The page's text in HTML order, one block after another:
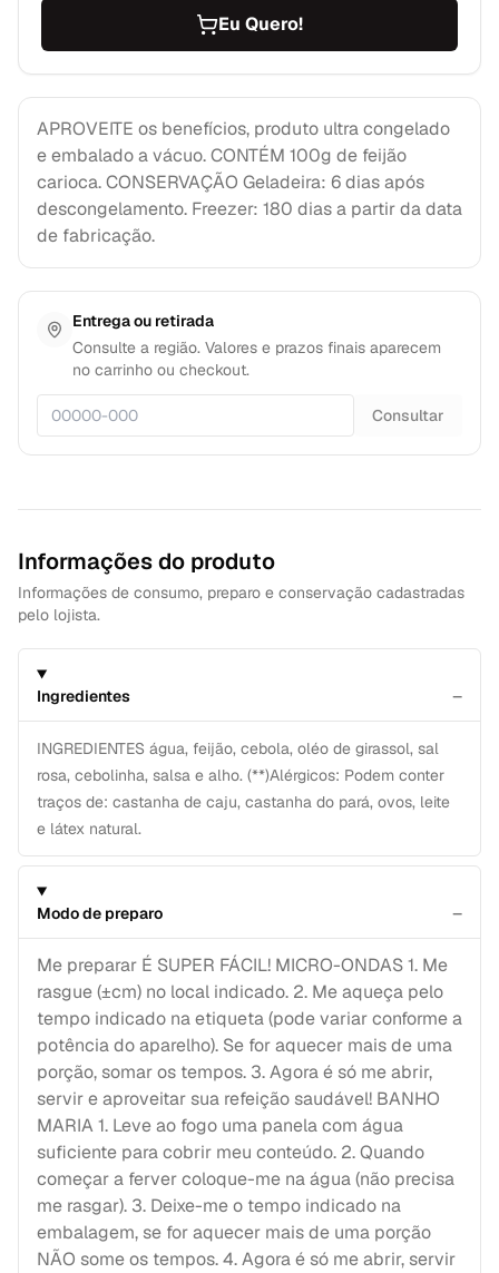
Eu Quero!
APROVEITE os benefícios, produto ultra congelado
e embalado a vácuo. CONTÉM 100g de feijão
carioca. CONSERVAÇÃO Geladeira: 6 dias após
descongelamento. Freezer: 180 dias a partir da data
de fabricação.
Entrega ou retirada
Consulte a região. Valores e prazos finais aparecem
no carrinho ou checkout.
Consultar
Informações do produto
Informações de consumo, preparo e conservação cadastradas
pelo lojista.
Ingredientes −
INGREDIENTES água, feijão, cebola, oléo de girassol, sal
rosa, cebolinha, salsa e alho. (**)Alérgicos: Podem conter
traços de: castanha de caju, castanha do pará, ovos, leite
e látex natural.
Modo de preparo −
Me preparar É SUPER FÁCIL! MICRO-ONDAS 1. Me
rasgue (±cm) no local indicado. 2. Me aqueça pelo
tempo indicado na etiqueta (pode variar conforme a
potência do aparelho). Se for aquecer mais de uma
porção, somar os tempos. 3. Agora é só me abrir,
servir e aproveitar sua refeição saudável! BANHO
MARIA 1. Leve ao fogo uma panela com água
suficiente para cobrir meu conteúdo. 2. Quando
começar a ferver coloque-me na água (não precisa
me rasgar). 3. Deixe-me o tempo indicado na
embalagem, se for aquecer mais de uma porção
NÃO some os tempos. 4. Agora é só me abrir, servir